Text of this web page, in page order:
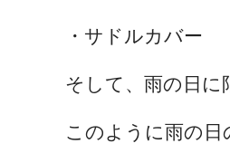
・サドルカバー
そして、雨の日に
このように雨の